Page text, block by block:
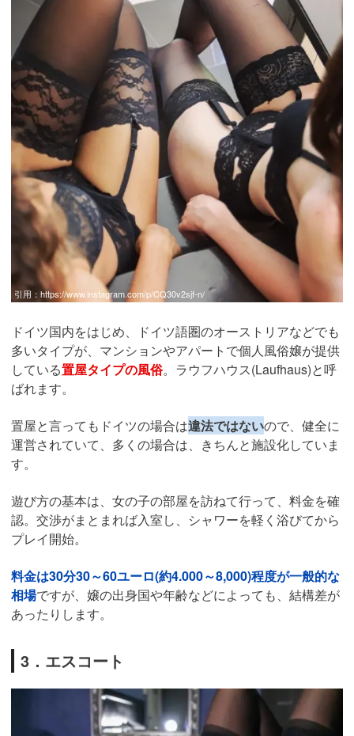
引用： https://www.instagram.com/p/CQ30v2sjf-n/
ドイツ国内をはじめ、ドイツ語圏のオーストリアなどでも
多いタイプが、マンションやアパートで個人風俗嬢が提供
している置屋タイプの風俗。ラウフハウス(Laufhaus)と呼
ばれます。
置屋と言ってもドイツの場合は違法ではないので、健全に
運営されていて、多くの場合は、きちんと施設化していま
す。
遊び方の基本は、女の子の部屋を訪ねて行って、料金を確
認。交渉がまとまれば入室し、シャワーを軽く浴びてから
プレイ開始。
料金は30分30～60ユーロ(約4.000～8,000)程度が一般的な
相場ですが、嬢の出身国や年齢などによっても、結構差が
あったりします。
3．エスコート